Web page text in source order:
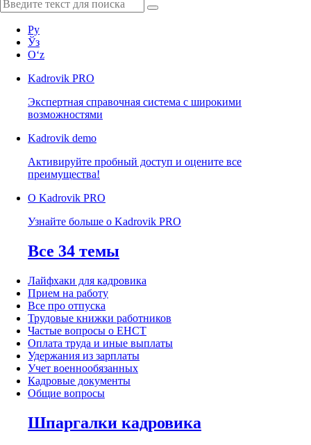
Ру
Ўз
Oʻz
Kadrovik PRO
Экспертная справочная система с широкими
возможностями
Kadrovik demo
Активируйте пробный доступ и оцените все
преимущества!
О Kadrovik PRO
Узнайте больше о Kadrovik PRO
Все 34 темы
Лайфхаки для кадровика
Прием на работу
Все про отпуска
Трудовые книжки работников
Частые вопросы о ЕНСТ
Оплата труда и иные выплаты
Удержания из зарплаты
Учет военнообязанных
Кадровые документы
Общие вопросы
Шпаргалки кадровика